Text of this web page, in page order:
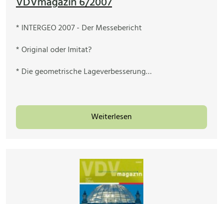
* INTERGEO 2007 - Der Messebericht
* Original oder Imitat?
* Die geometrische Lageverbesserung…
Weiterlesen